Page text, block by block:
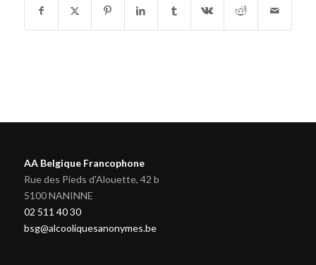
AA Belgique Francophone
Rue des Pieds d'Alouette, 42 b
5100 NANINNE
02 511 40 30
bsg@alcooliquesanonymes.be